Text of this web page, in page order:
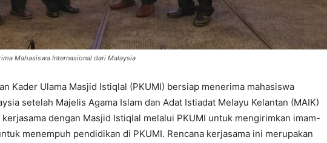
Mahasiswa Internasional dari Malaysia
Kader Ulama Masjid Istiqlal (PKUMI) bersiap menerima mahasiswa
setelah Majelis Agama Islam dan Adat Istiadat Melayu Kelantan (MAIK)
dengan Masjid Istiqlal melalui PKUMI untuk mengirimkan imam-
menempuh pendidikan di PKUMI. Rencana kerjasama ini merupakan